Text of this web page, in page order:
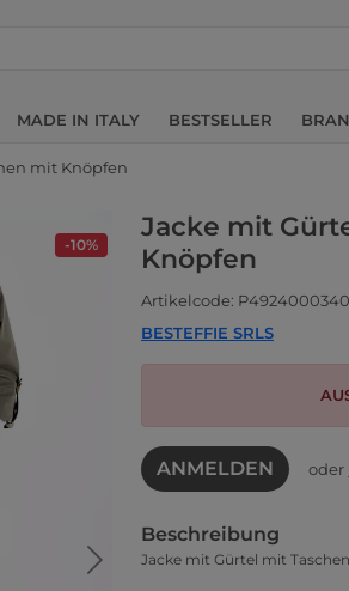
MADE IN ITALY BESTSELLER
mit Knöpfen
-10%
Jacke mit
Knöpfen
Artikelcode:
BESTEFFIE SRLS
ANMELDEN oder
Beschreibung
Jacke mit Gürtel mit